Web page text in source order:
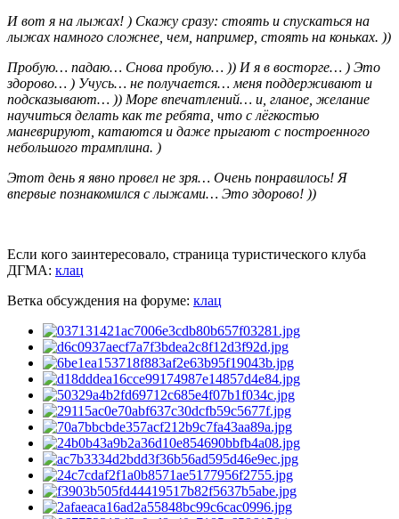
И вот я на лыжах! ) Скажу сразу: стоять и спускаться на
лыжах намного сложнее, чем, например, стоять на коньках. ))
Пробую… падаю… Снова пробую… )) И я в восторге… ) Это
здорово… ) Учусь… не получается… меня поддерживают и
подсказывают… )) Море впечатлений… и, гланое, желание
научиться делать как те ребята, что с лёгкостью
маневрируют, катаются и даже прыгают с построенного
небольшого трамплина. )
Этот день я явно провел не зря… Очень понравилось! Я
впервые познакомился с лыжами… Это здорово! ))
Если кого заинтересовало, страница туристического клуба
ДГМА: клац
Ветка обсуждения на форуме: клац